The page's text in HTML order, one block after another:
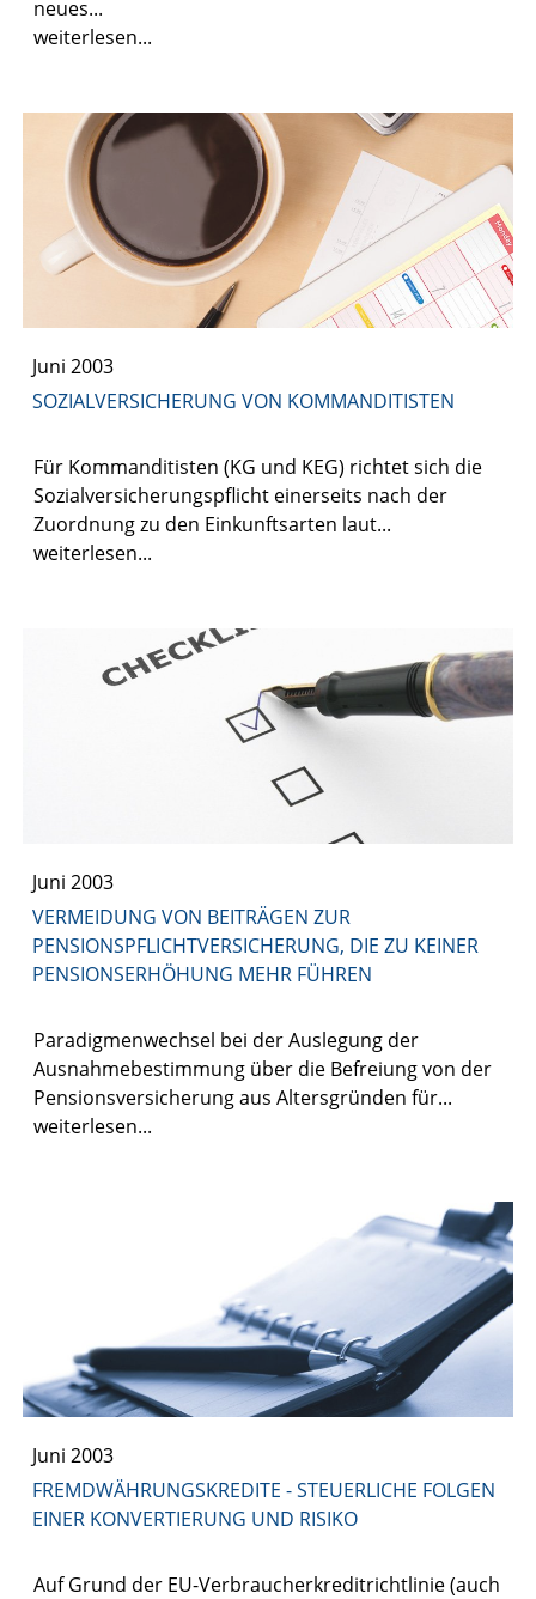
neues...
weiterlesen...
Juni 2003
SOZIALVERSICHERUNG VON KOMMANDITISTEN
Für Kommanditisten (KG und KEG) richtet sich die
Sozialversicherungspflicht einerseits nach der
Zuordnung zu den Einkunftsarten laut...
weiterlesen...
Juni 2003
VERMEIDUNG VON BEITRÄGEN ZUR
PENSIONSPFLICHTVERSICHERUNG, DIE ZU KEINER
PENSIONSERHÖHUNG MEHR FÜHREN
Paradigmenwechsel bei der Auslegung der
Ausnahmebestimmung über die Befreiung von der
Pensionsversicherung aus Altersgründen für...
weiterlesen...
Juni 2003
FREMDWÄHRUNGSKREDITE - STEUERLICHE FOLGEN
EINER KONVERTIERUNG UND RISIKO
Auf Grund der EU-Verbraucherkreditrichtlinie (auch